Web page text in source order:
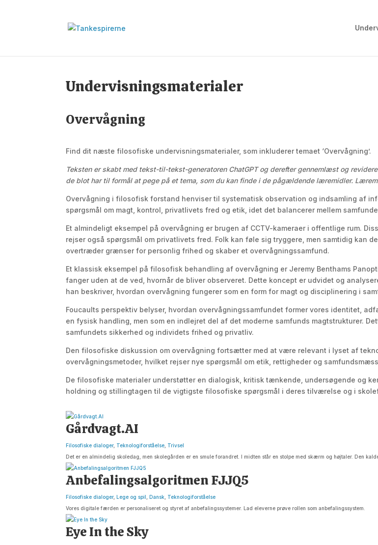
Undervisningsmaterialer
Overvågning
Find dit næste filosofiske undervisningsmaterialer, som inkluderer temaet ‘Overvågning’.
Teksten er skabt med tekst-til-tekst-generatoren ChatGPT og derefter gennemlæst og
de blot har til formål at pege på et tema, som du kan finde i de pågældende læremidler.
Overvågning i filosofisk forstand henviser til systematisk observation og indsamling af
spørgsmål om magt, kontrol, privatlivets fred og etik, idet det balancerer mellem
Et almindeligt eksempel på overvågning er brugen af CCTV-kameraer i offentlige rum.
rejser også spørgsmål om privatlivets fred. Folk kan føle sig tryggere, men samtidig kan
overtræder grænser for personlig frihed og skaber et overvågningssamfund.
Et klassisk eksempel på filosofisk behandling af overvågning er Jeremy Benthams
fanger uden at de ved, hvornår de bliver observeret. Dette koncept er udvidet og
han beskriver, hvordan overvågning fungerer som en form for magt og disciplinering i
Foucaults perspektiv belyser, hvordan overvågningssamfundet former vores identitet,
en fysisk handling, men som en indlejret del af det moderne samfunds magtstrukturer.
samfundets sikkerhed og individets frihed og privatliv.
Den filosofiske diskussion om overvågning fortsætter med at være relevant i lyset af
overvågningsmetoder, hvilket rejser nye spørgsmål om etik, rettigheder og
De filosofiske materialer understøtter en dialogisk, kritisk tænkende, undersøgende og
holdning og stillingtagen til de vigtigste filosofiske spørgsmål i deres tilværelse og i
Gårdvagt.AI
Filosofiske dialoger, Teknologiforståelse Trivsel
Det er en almindelig skoledag, men skolegården er en smule forandret. I midten står en stolpe med skærm og højtaler. Den
Anbefalingsalgoritmen FJJQ5
Filosofiske dialoger, Lege og spil Dansk Teknologiforståelse
Vores digitale færden er personaliseret og styret af anbefalingssystemer. Lad eleverne prøve rollen som anbefalingssystem.
Eye In the Sky